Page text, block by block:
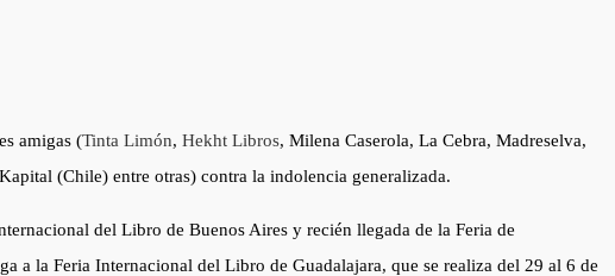
amigas (Tinta Limón, Hekht Libros, Milena Caserola, La Cebra, Madreselva,
(Chile) entre otras) contra la indolencia generalizada.
del Libro de Buenos Aires y recién llegada de la Feria de
a la Feria Internacional del Libro de Guadalajara, que se realiza del 29 al 6 de